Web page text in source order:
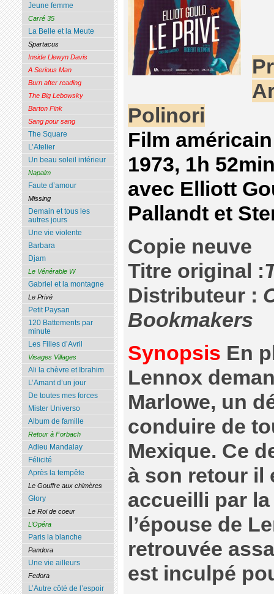
Polinori
Film
1973, 1h
avec Elliott
Pallandt et
Copie neuve
Titre original :
Distributeur :
Bookmakers
Synopsis En
Lennox
Marlowe, un
conduire de
Mexique. Ce
à son retour il
accueilli par
l’épouse de
retrouvée
est inculpé
Jeune femme
Carré 35
La Belle et la Meute
Spartacus
Inside Llewyn Davis
A Serious Man
Burn after reading
The Big Lebowsky
Barton Fink
Sang pour sang
The Square
L’Atelier
Un beau soleil intérieur
Napalm
Faute d’amour
Missing
Demain et tous les
autres jours
Une vie violente
Barbara
Djam
Le Vénérable W
Gabriel et la montagne
Le Privé
Petit Paysan
120 Battements par
minute
Les Filles d’Avril
Visages Villages
Ali la chèvre et Ibrahim
L’Amant d’un jour
De toutes mes forces
Mister Universo
Album de famille
Retour à Forbach
Adieu Mandalay
Félicité
Après la tempête
Le Gouffre aux chimères
Glory
Le Roi de coeur
L’Opéra
Paris la blanche
Pandora
Une vie ailleurs
Fedora
L’Autre côté de l’espoir